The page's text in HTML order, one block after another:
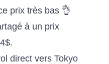
prix très bas 👌
à un prix
direct vers Tokyo